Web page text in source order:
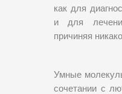
как для
и для
причиняя
Умные
сочетании с